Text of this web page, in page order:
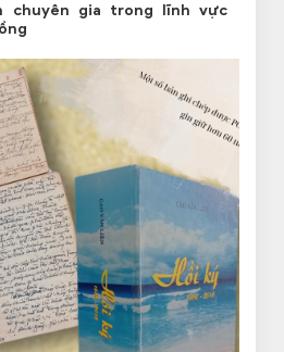
chuyên gia trong lĩnh vực